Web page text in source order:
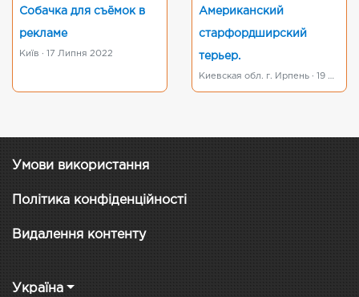
Собачка для съёмок в
рекламе
Київ · 17 Липня 2022
Американский
старфордширский
терьер.
Киевская обл. г. Ирпень · 19 Січня 2016
Умови використання
Політика конфіденційності
Видалення контенту
Україна